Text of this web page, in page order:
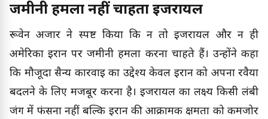
जमीनी हमला नहीं चाहता इजरायल
रूवेन अजार ने स्पष्ट किया कि न तो इजरायल और न ही
अमेरिका ईरान पर जमीनी हमला करना चाहते हैं। उन्होंने कहा
कि मौजूदा सैन्य कार्रवाई का उद्देश्य केवल ईरान को अपना रवैया
बदलने के लिए मजबूर करना है। इजरायल का लक्ष्य किसी लंबी
जंग में फंसना नहीं बल्कि ईरान की आक्रामक क्षमता को कमजोर